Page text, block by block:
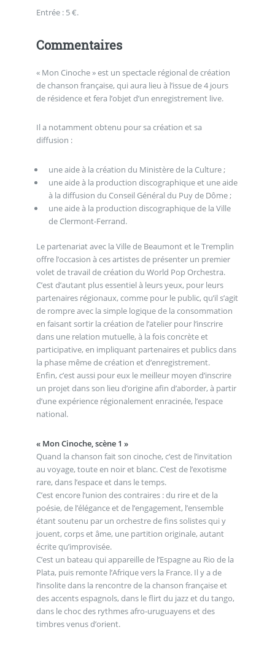
Entrée : 5 €.
Commentaires
« Mon Cinoche » est un spectacle régional de création
de chanson française, qui aura lieu à l’issue de 4 jours
de résidence et fera l’objet d’un enregistrement live.
Il a notamment obtenu pour sa création et sa
diffusion :
une aide à la création du Ministère de la Culture ;
une aide à la production discographique et une aide
à la diffusion du Conseil Général du Puy de Dôme ;
une aide à la production discographique de la Ville
de Clermont-Ferrand.
Le partenariat avec la Ville de Beaumont et le Tremplin
offre l’occasion à ces artistes de présenter un premier
volet de travail de création du World Pop Orchestra.
C’est d’autant plus essentiel à leurs yeux, pour leurs
partenaires régionaux, comme pour le public, qu’il s’agit
de rompre avec la simple logique de la consommation
en faisant sortir la création de l’atelier pour l‘inscrire
dans une relation mutuelle, à la fois concrète et
participative, en impliquant partenaires et publics dans
la phase même de création et d’enregistrement.
Enfin, c’est aussi pour eux le meilleur moyen d’inscrire
un projet dans son lieu d’origine afin d’aborder, à partir
d’une expérience régionalement enracinée, l’espace
national.
« Mon Cinoche, scène 1 »
Quand la chanson fait son cinoche, c’est de l’invitation
au voyage, toute en noir et blanc. C’est de l’exotisme
rare, dans l’espace et dans le temps.
C’est encore l’union des contraires : du rire et de la
poésie, de l’élégance et de l’engagement, l’ensemble
étant soutenu par un orchestre de fins solistes qui y
jouent, corps et âme, une partition originale, autant
écrite qu’improvisée.
C’est un bateau qui appareille de l’Espagne au Rio de la
Plata, puis remonte l’Afrique vers la France. Il y a de
l’insolite dans la rencontre de la chanson française et
des accents espagnols, dans le flirt du jazz et du tango,
dans le choc des rythmes afro-uruguayens et des
timbres venus d’orient.